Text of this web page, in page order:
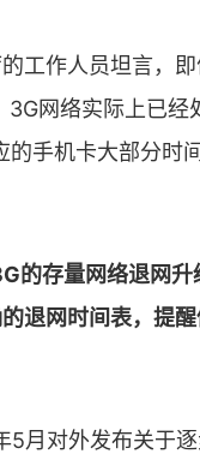
工作人员坦言，
3G网络实际上已
的手机卡大部分时
的存量网络退网升
退网时间表，提
5月对外发布关于